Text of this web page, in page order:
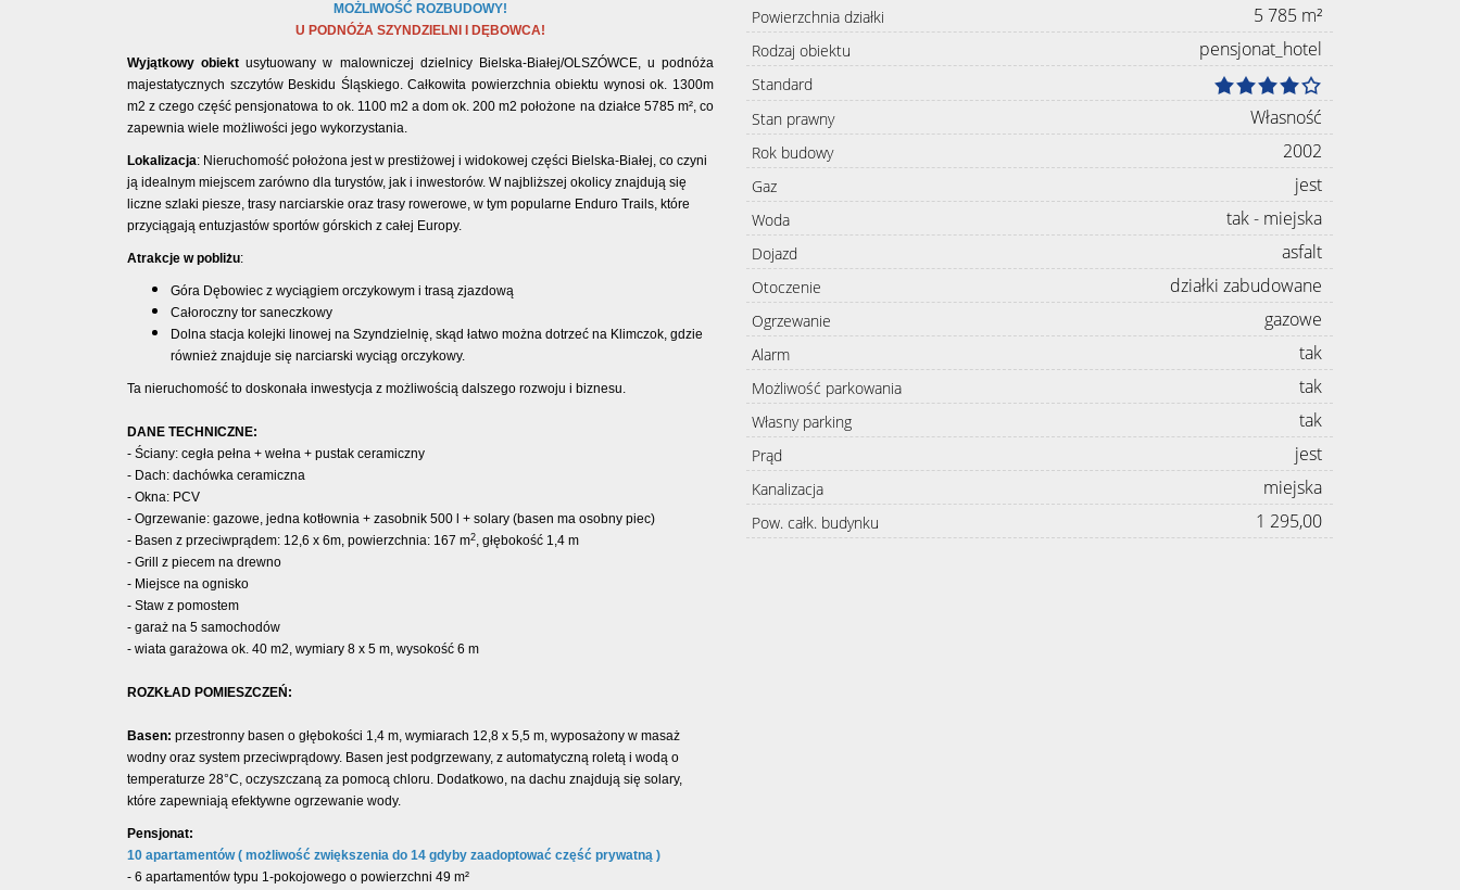
MOŻLIWOŚĆ ROZBUDOWY!
U PODNÓŻA SZYNDZIELNI I DĘBOWCA!
Wyjątkowy obiekt usytuowany w malowniczej dzielnicy Bielska-Białej/OLSZÓWCE, u podnóża
majestatycznych szczytów Beskidu Śląskiego. Całkowita powierzchnia obiektu wynosi ok. 1300m
m2 z czego część pensjonatowa to ok. 1100 m2 a dom ok. 200 m2 położone na działce 5785 m², co
zapewnia wiele możliwości jego wykorzystania.
Lokalizacja: Nieruchomość położona jest w prestiżowej i widokowej części Bielska-Białej, co czyni
ją idealnym miejscem zarówno dla turystów, jak i inwestorów. W najbliższej okolicy znajdują się
liczne szlaki piesze, trasy narciarskie oraz trasy rowerowe, w tym popularne Enduro Trails, które
przyciągają entuzjastów sportów górskich z całej Europy.
Atrakcje w pobliżu:
Góra Dębowiec z wyciągiem orczykowym i trasą zjazdową
Całoroczny tor saneczkowy
Dolna stacja kolejki linowej na Szyndzielnię, skąd łatwo można dotrzeć na Klimczok, gdzie
również znajduje się narciarski wyciąg orczykowy.
Ta nieruchomość to doskonała inwestycja z możliwością dalszego rozwoju i biznesu.
DANE TECHNICZNE:
- Ściany: cegła pełna + wełna + pustak ceramiczny
- Dach: dachówka ceramiczna
- Okna: PCV
- Ogrzewanie: gazowe, jedna kotłownia + zasobnik 500 l + solary (basen ma osobny piec)
- Basen z przeciwprądem: 12,6 x 6m, powierzchnia: 167 m2, głębokość 1,4 m
- Grill z piecem na drewno
- Miejsce na ognisko
- Staw z pomostem
- garaż na 5 samochodów
- wiata garażowa ok. 40 m2, wymiary 8 x 5 m, wysokość 6 m
ROZKŁAD POMIESZCZEŃ:
Basen: przestronny basen o głębokości 1,4 m, wymiarach 12,8 x 5,5 m, wyposażony w masaż
wodny oraz system przeciwprądowy. Basen jest podgrzewany, z automatyczną roletą i wodą o
temperaturze 28°C, oczyszczaną za pomocą chloru. Dodatkowo, na dachu znajdują się solary,
które zapewniają efektywne ogrzewanie wody.
Pensjonat:
10 apartamentów ( możliwość zwiększenia do 14 gdyby zaadoptować część prywatną )
- 6 apartamentów typu 1-pokojowego o powierzchni 49 m²
Powierzchnia działki 5 785 m²
Rodzaj obiektu pensjonat_hotel
Standard
Stan prawny
Własność
Rok budowy 2002
Gaz jest
Woda tak - miejska
Dojazd asfalt
Otoczenie działki zabudowane
Ogrzewanie gazowe
Alarm tak
Możliwość parkowania tak
Własny parking tak
Prąd jest
Kanalizacja miejska
Pow. całk. budynku 1 295,00